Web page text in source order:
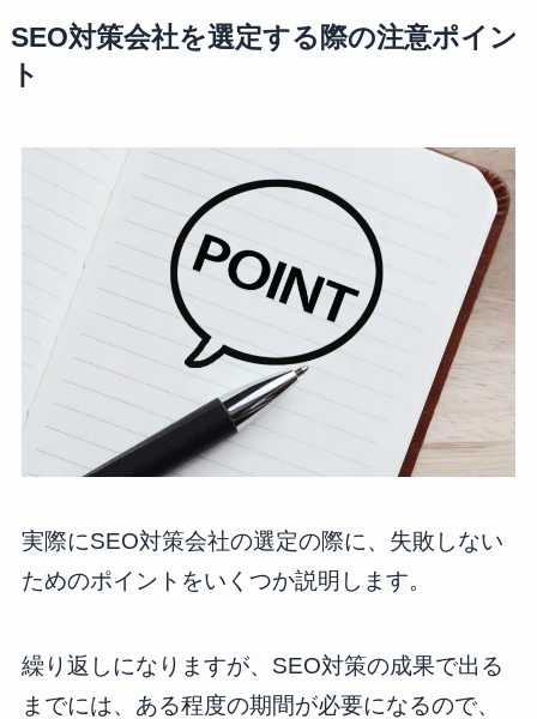
SEO対策会社を選定する際の注意ポイン
ト
実際にSEO対策会社の選定の際に、失敗しない
ためのポイントをいくつか説明します。
繰り返しになりますが、SEO対策の成果で出る
までには、ある程度の期間が必要になるので、